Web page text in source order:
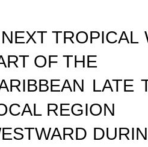
TROPICAL
OF THE
LATE
REGION